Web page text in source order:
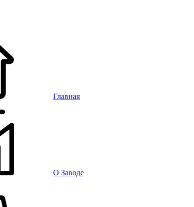
Главная
О Заводе